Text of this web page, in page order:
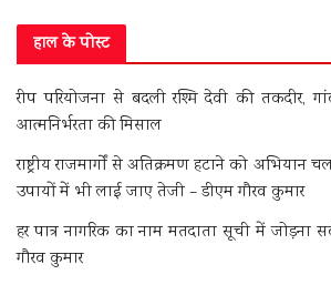
हाल के पोस्ट
रीप परियोजना से बदली रश्मि देवी की तकदीर,
आत्मनिर्भरता की मिसाल
राष्ट्रीय राजमार्गों से अतिक्रमण हटाने को अभियान
उपायों में भी लाई जाए तेजी – डीएम गौरव कुमार
हर पात्र नागरिक का नाम मतदाता सूची में जोड़ना
गौरव कुमार